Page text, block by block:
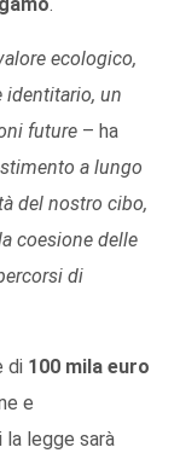
.
ecologico,
identitario, un
future – ha
a lungo
del nostro cibo,
coesione delle
di
di 100 mila euro
e
la legge sarà